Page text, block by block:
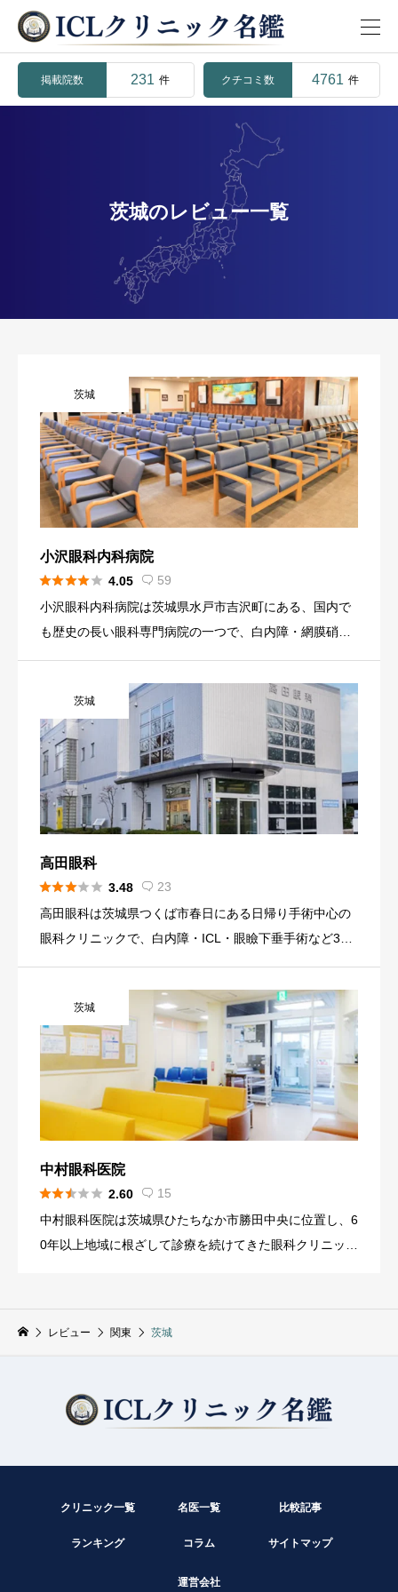
掲載院数 231 件 クチコミ数 4761 件
茨城のレビュー一覧
茨城
小沢眼科内科病院
 4.05  59
小沢眼科内科病院は茨城県水戸市吉沢町にある、国内で
も歴史の長い眼科専門病院の一つで、白内障・網膜硝子
っています。多数の眼科専門医・手術担当医が在籍し、
日帰りから入院 […]
茨城
高田眼科
 3.48  23
高田眼科は茨城県つくば市春日にある日帰り手術中心の
眼科クリニックで、白内障・ICL・眼瞼下垂手術など30,0
の検査機器と手術設備を備え、つくばエリアの屈折矯正
を含む高度 […]
茨城
中村眼科医院
 2.60  15
中村眼科医院は茨城県ひたちなか市勝田中央に位置し、6
0年以上地域に根ざして診療を続けてきた眼科クリニック
レビュー 関東 茨城
クリニック一覧 名医一覧 比較記事
ランキング コラム サイトマップ
運営会社